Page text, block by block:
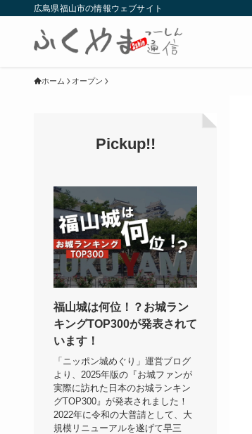
広島県福山市の情報ウェブサイト
ホーム オープン
Pickup!!
福山城は何位！？お城ラン
キングTOP300が発表されて
います！
「ニッポン城めぐり」運営ブログ
より、2025年版の『お城ファンが
実際に訪れた日本のお城ランキン
グTOP300』が発表されました！
2022年に令和の大普請として、大
規模リニューアルを遂げて早三